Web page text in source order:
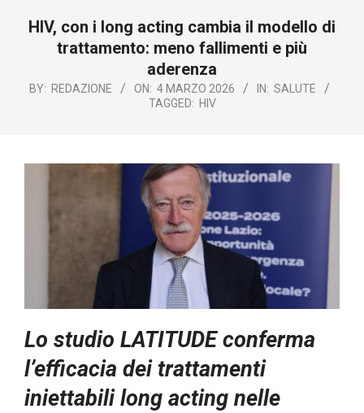
HIV, con i long acting cambia il modello di
trattamento: meno fallimenti e più
aderenza
BY: REDAZIONE ON: 4 MARZO 2026 IN: SALUTE
TAGGED: HIV
Lo studio LATITUDE conferma
l’efficacia dei trattamenti
iniettabili long acting nelle